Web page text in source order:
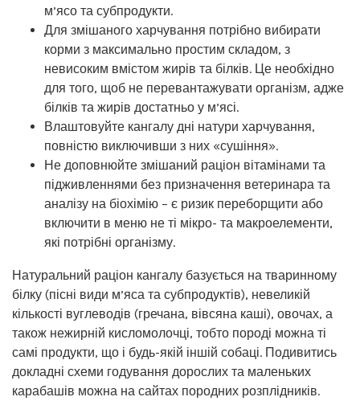
м’ясо та субпродукти.
Для змішаного харчування потрібно вибирати
корми з максимально простим складом, з
невисоким вмістом жирів та білків. Це необхідно
для того, щоб не перевантажувати організм, адже
білків та жирів достатньо у м’ясі.
Влаштовуйте кангалу дні натури харчування,
повністю виключивши з них «сушіння».
Не доповнюйте змішаний раціон вітамінами та
підживленнями без призначення ветеринара та
аналізу на біохімію – є ризик переборщити або
включити в меню не ті мікро- та макроелементи,
які потрібні організму.
Натуральний раціон кангалу базується на тваринному
білку (пісні види м’яса та субпродуктів), невеликій
кількості вуглеводів (гречана, вівсяна каші), овочах, а
також нежирній кисломолочці, тобто породі можна ті
самі продукти, що і будь-якій іншій собаці. Подивитись
докладні схеми годування дорослих та маленьких
карабашів можна на сайтах породних розплідників.